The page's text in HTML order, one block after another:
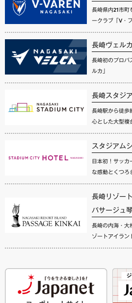
長崎県内21市町
ークラブ「V・
長崎ヴェルカ
長崎初のプロバ
ルカ」
長崎スタジ
長崎駅から徒歩
心とした大型複
スタジアム
日本初！サッカ
な感動とくつろ
長崎リゾー
パサージュ
長崎の内海・大
ゾートアイラン